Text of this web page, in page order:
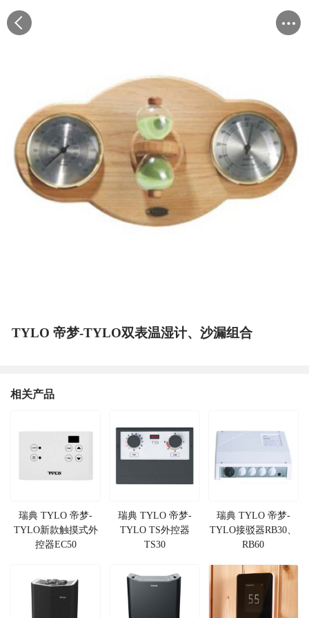
TYLO 帝梦-TYLO双表温湿计、沙漏组合
相关产品
瑞典 TYLO 帝梦-
TYLO新款触摸式外
控器EC50
瑞典 TYLO 帝梦-
TYLO TS外控器
TS30
瑞典 TYLO 帝梦-
TYLO接驳器RB30、
RB60